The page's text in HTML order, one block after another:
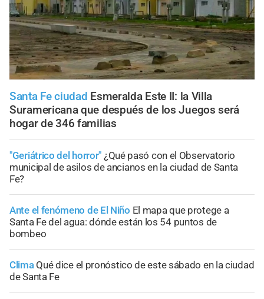
Santa Fe ciudad Esmeralda Este II: la Villa
Suramericana que después de los Juegos será
hogar de 346 familias
"Geriátrico del horror" ¿Qué pasó con el Observatorio
municipal de asilos de ancianos en la ciudad de Santa
Fe?
Ante el fenómeno de El Niño El mapa que protege a
Santa Fe del agua: dónde están los 54 puntos de
bombeo
Clima Qué dice el pronóstico de este sábado en la ciudad
de Santa Fe